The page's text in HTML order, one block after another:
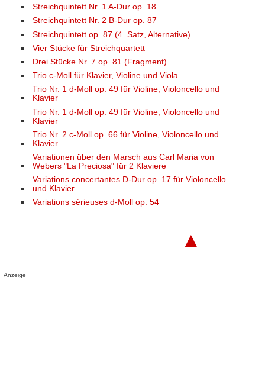
Streichquintett Nr. 1 A-Dur op. 18
Streichquintett Nr. 2 B-Dur op. 87
Streichquintett op. 87 (4. Satz, Alternative)
Vier Stücke für Streichquartett
Drei Stücke Nr. 7 op. 81 (Fragment)
Trio c-Moll für Klavier, Violine und Viola
Trio Nr. 1 d-Moll op. 49 für Violine, Violoncello und
Klavier
Trio Nr. 1 d-Moll op. 49 für Violine, Violoncello und
Klavier
Trio Nr. 2 c-Moll op. 66 für Violine, Violoncello und
Klavier
Variationen über den Marsch aus Carl Maria von
Webers "La Preciosa" für 2 Klaviere
Variations concertantes D-Dur op. 17 für Violoncello
und Klavier
Variations sérieuses d-Moll op. 54
▲
Anzeige